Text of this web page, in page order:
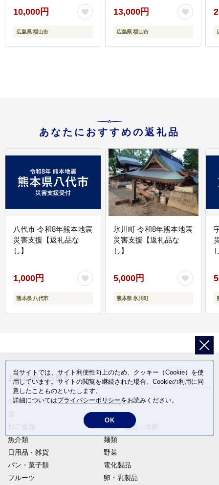
肉 サラミ 広島県福山市/
株式会社キング食品
（スターゼングルー
10,000円
広島県 福山市
株式会社キャステム イ
ンテリア 縁起物 歴史 城
ペーパーウエイト 文鎮
13,000円
広島県 福山市
あなたにおすすめの返礼品
八代市 令和8年熊本地震
災害支援【返礼品な
し】
1,000円
熊本県 八代市
氷川町 令和8年熊本地震
災害支援【返礼品な
し】
5,000円
熊本県 氷川町
お礼の品から探す
ANAオリジナル
定期便
肉類
旅行・宿泊・体験
魚介類
麺類
日用品・雑貨
野菜
パン・菓子類
電化製品
フルーツ
卵・乳製品
当サイトでは、サイト利便性向上のため、クッキー（Cookie）を使
用しています。サイトの閲覧を継続された場合、Cookieの利用に同
意したことものといたします。
詳細についてはプライバシーポリシーをお読みください。
OK